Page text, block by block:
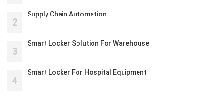
2
Supply Chain Automation
3
Smart Locker Solution For Warehouse
4
Smart Locker For Hospital Equipment